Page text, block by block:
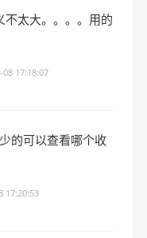
不太大。。。。用的
08 17:18:07
的可以查看哪个收
17:20:53